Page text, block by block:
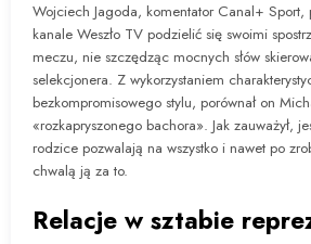
Wojciech Jagoda, komentator Canal+ Sport,
kanale Weszło TV podzielić się swoimi
meczu, nie szczędząc mocnych słów
selekcjonera. Z wykorzystaniem
bezkompromisowego stylu, porównał on
«rozkapryszonego bachora». Jak zauważył,
rodzice pozwalają na wszystko i nawet po
chwalą ją za to.
Relacje w sztabie